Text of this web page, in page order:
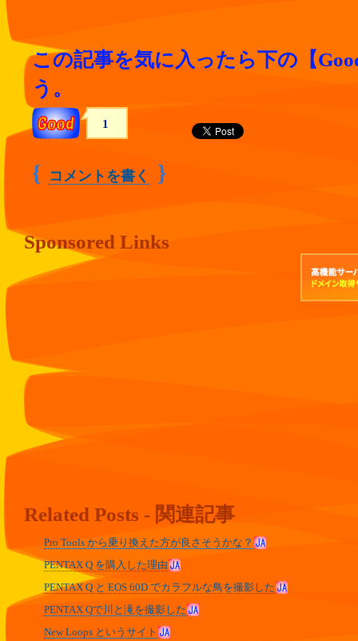
この記事を気に入ったら下の【
う。
1
{ コメントを書く }
Sponsored Links
Related Posts - 関連記事
Pro Tools から乗り換えた方が良さそうかな？
PENTAX Q を購入した理由
PENTAX Q と EOS 60D でカラフルな鳥を撮影した
PENTAX Qで川と滝を撮影した
New Loops というサイト